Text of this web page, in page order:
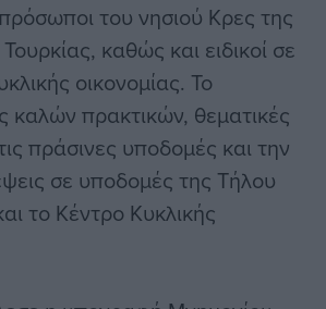
του νησιού Κρες της
καθώς και ειδικοί σε
οικονομίας. Το
πρακτικών, θεματικές
πράσινες υποδομές και την
σε υποδομές της Τήλου
το Κέντρο Κυκλικής